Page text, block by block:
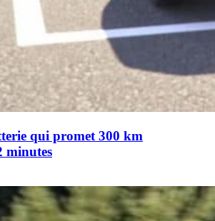
qui promet 300 km
minutes